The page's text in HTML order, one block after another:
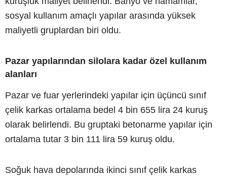
sosyal kullanım amaçlı yapılar arasında yüksek
maliyetli gruplardan biri oldu.
Pazar yapılarından silolara kadar özel kullanım
alanları
Pazar ve fuar yerlerindeki yapılar için üçüncü sınıf
çelik karkas ortalama bedel 4 bin 655 lira 24 kuruş
olarak belirlendi. Bu gruptaki betonarme yapılar için
ortalama tutar 3 bin 111 lira 59 kuruş oldu.
Soğuk hava depolarında ikinci sınıf çelik karkas